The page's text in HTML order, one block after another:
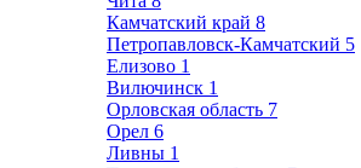
Камчатский край 8
Петропавловск-Камчатский 5
Елизово 1
Вилючинск 1
Орловская область 7
Орел 6
Ливны 1